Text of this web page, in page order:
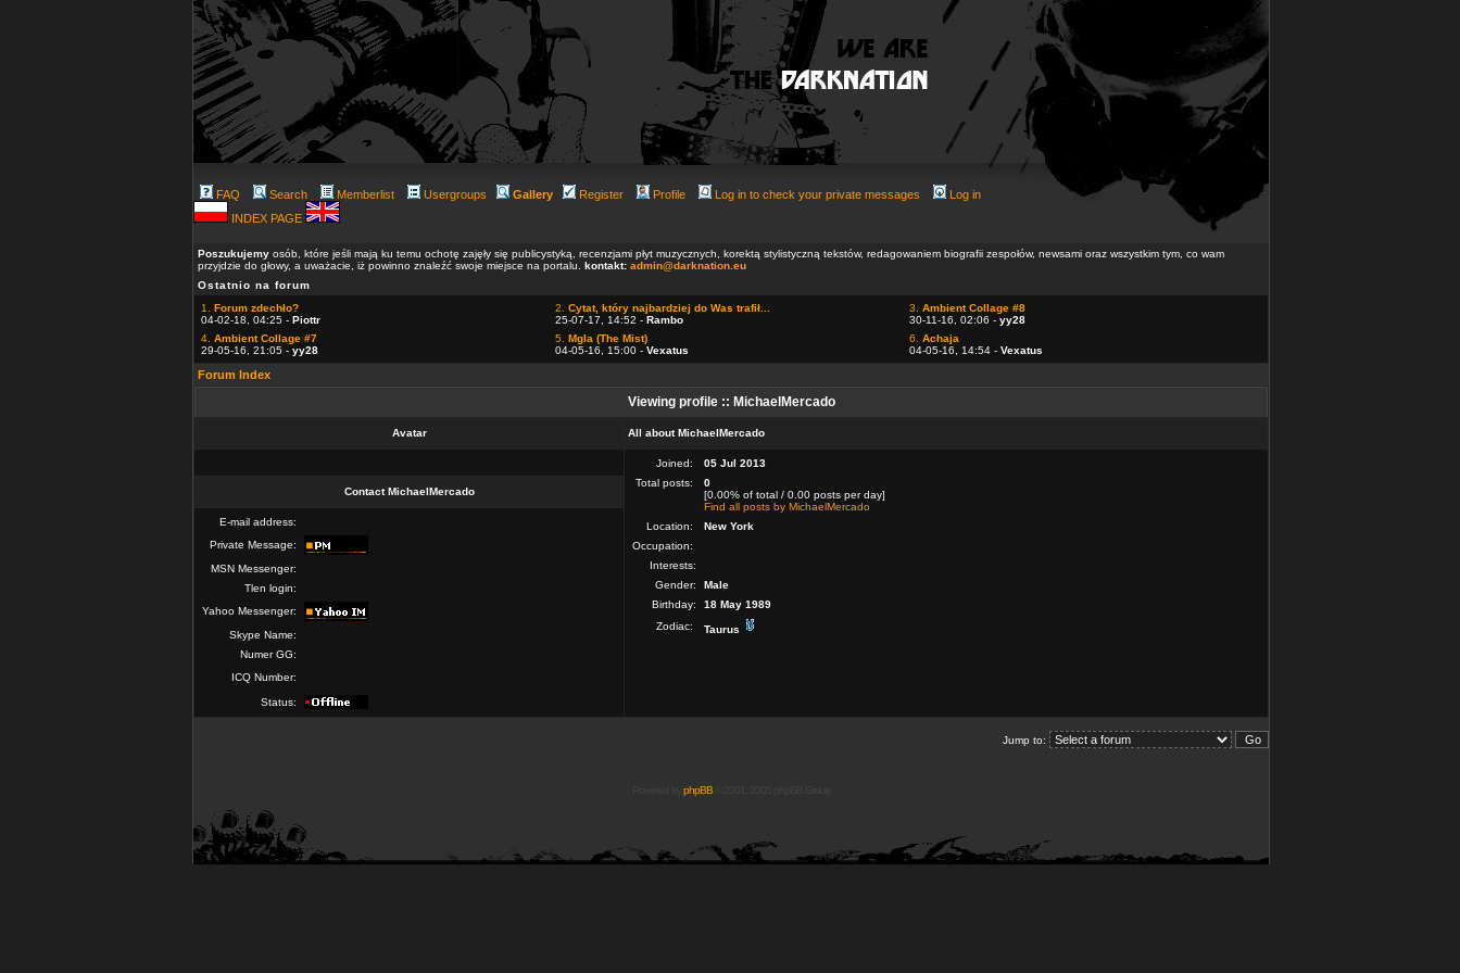
FAQ Search Memberlist Usergroups Gallery Register Profile Log in to check your private messages
Log in
INDEX PAGE
Poszukujemy osób, które jeśli mają ku temu ochotę zajęły się publicystyką, recenzjami płyt muzycznych, korektą stylistyczną tekstów, redagowaniem biografii zespołów, newsami oraz wszystkim tym, co wam
przyjdzie do głowy, a uważacie, iż powinno znaleźć swoje miejsce na portalu. kontakt: admin@darknation.eu
Ostatnio na forum
1. Forum zdechło?
04-02-18, 04:25 - Piottr
2. Cytat, który najbardziej do Was trafił...
25-07-17, 14:52 - Rambo
3. Ambient Collage #8
30-11-16, 02:06 - yy28
4. Ambient Collage #7
29-05-16, 21:05 - yy28
5. Mgla (The Mist)
04-05-16, 15:00 - Vexatus
6. Achaja
04-05-16, 14:54 - Vexatus
Forum Index
Viewing profile :: MichaelMercado
Avatar All about MichaelMercado
Joined:
05 Jul 2013
Total posts:
0
[0.00% of total / 0.00 posts per day]
Find all posts by MichaelMercado
Location:
New York
Occupation:
Interests:
Gender:
Male
Birthday:
18 May 1989
Zodiac:
Taurus
Contact MichaelMercado
E-mail address:
Private Message:
MSN Messenger:
Tlen login:
Yahoo Messenger:
Skype Name:
Numer GG:
ICQ Number:
Status:
Jump to:
phpBB© 2001, 2005 phpBB Group